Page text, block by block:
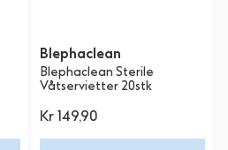
Blephaclean
Blephaclean Sterile
Våtservietter 20stk
Kr 149,90